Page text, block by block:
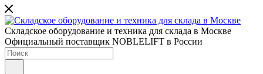
Складское оборудование и техника для склада в Москве
Официальный поставщик NOBLELIFT в России